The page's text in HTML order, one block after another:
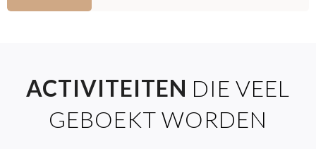
ACTIVITEITEN DIE VEEL
GEBOEKT WORDEN